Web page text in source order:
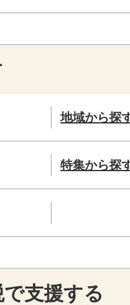
地域から探
特集から探
支援する